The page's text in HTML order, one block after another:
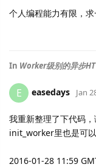
个人编程能力有限，
In Worker级别的异步
E easedays Jan
我重新整理了下代码
init_worker里也是可以
2016-01-28 11:59